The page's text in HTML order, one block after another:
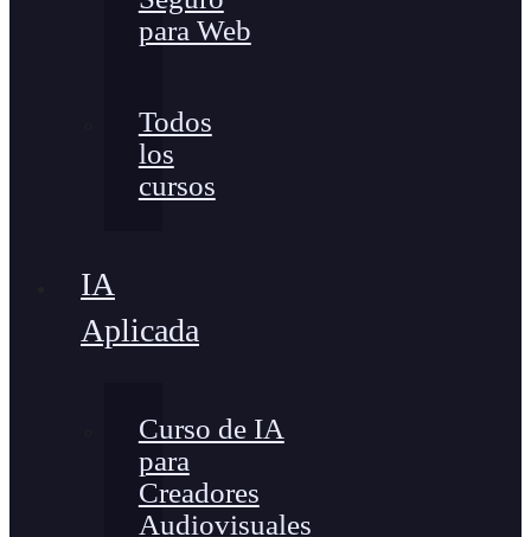
para Web
Todos
los
cursos
IA
Aplicada
Curso de IA
para
Creadores
Audiovisuales